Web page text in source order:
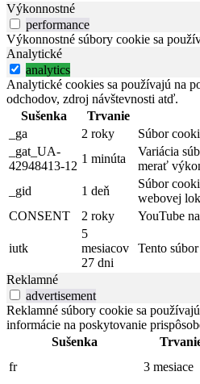
Výkonnostné
performance
Výkonnostné súbory cookie sa
Analytické
analytics
Analytické cookies sa používajú na
odchodov, zdroj návštevnosti atď.
Sušenka
Trvanie
_ga
2 roky
Súbor
_gat_UA-
42948413-12
1 minúta
Variácia
merať
_gid
1 deň
Súbor
webovej
CONSENT
2 roky YouTube
iutk
5
mesiacov
27 dni
Tento
Reklamné
advertisement
Reklamné súbory cookie sa
informácie na poskytovanie
Sušenka
fr
3 mesiace